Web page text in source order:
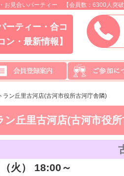
お見合いパーティー 【会員数：6300人突破
ーティー・合コ
ン・最新情報】
ラン丘里古河店(古河市役所古河庁舎隣)
ン丘里古河店(古河市役
火） 18:00～